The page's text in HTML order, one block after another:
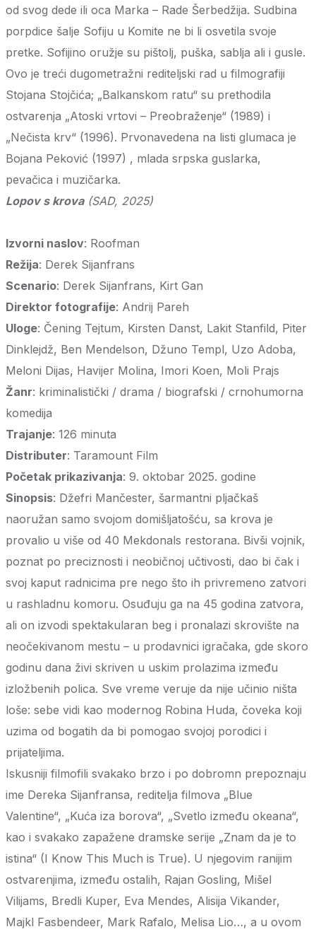
od svog dede ili oca Marka – Rade Šerbedžija. Sudbina
porpdice šalje Sofiju u Komite ne bi li osvetila svoje
pretke. Sofijino oružje su pištolj, puška, sablja ali i gusle.
Ovo je treći dugometražni rediteljski rad u filmografiji
Stojana Stojčića; „Balkanskom ratu“ su prethodila
ostvarenja „Atoski vrtovi – Preobraženje“ (1989) i
„Nečista krv“ (1996). Prvonavedena na listi glumaca je
Bojana Peković (1997) , mlada srpska guslarka,
pevačica i muzičarka.
Lopov s krova (SAD, 2025)
Izvorni naslov: Roofman
Režija: Derek Sijanfrans
Scenario: Derek Sijanfrans, Kirt Gan
Direktor fotografije: Andrij Pareh
Uloge: Čening Tejtum, Kirsten Danst, Lakit Stanfild, Piter
Dinklejdž, Ben Mendelson, Džuno Templ, Uzo Adoba,
Meloni Dijas, Havijer Molina, Imori Koen, Moli Prajs
Žanr: kriminalistički / drama / biografski / crnohumorna
komedija
Trajanje: 126 minuta
Distributer: Taramount Film
Početak prikazivanja: 9. oktobar 2025. godine
Sinopsis: Džefri Mančester, šarmantni pljačkaš
naoružan samo svojom domišljatošću, sa krova je
provalio u više od 40 Mekdonals restorana. Bivši vojnik,
poznat po preciznosti i neobičnoj učtivosti, dao bi čak i
svoj kaput radnicima pre nego što ih privremeno zatvori
u rashladnu komoru. Osuđuju ga na 45 godina zatvora,
ali on izvodi spektakularan beg i pronalazi skrovište na
neočekivanom mestu – u prodavnici igračaka, gde skoro
godinu dana živi skriven u uskim prolazima između
izložbenih polica. Sve vreme veruje da nije učinio ništa
loše: sebe vidi kao modernog Robina Huda, čoveka koji
uzima od bogatih da bi pomogao svojoj porodici i
prijateljima.
Iskusniji filmofili svakako brzo i po dobromn prepoznaju
ime Dereka Sijanfransa, reditelja filmova „Blue
Valentine“, „Kuća iza borova“, „Svetlo između okeana“,
kao i svakako zapažene dramske serije „Znam da je to
istina“ (I Know This Much is True). U njegovim ranijim
ostvarenjima, između ostalih, Rajan Gosling, Mišel
Vilijams, Bredli Kuper, Eva Mendes, Alisija Vikander,
Majkl Fasbendeer, Mark Rafalo, Melisa Lio…, a u ovom